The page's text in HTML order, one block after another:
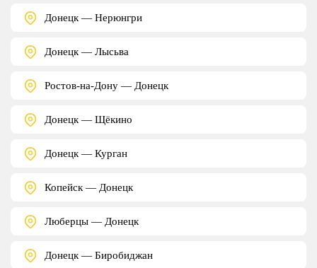
Донецк — Нерюнгри
Донецк — Лысьва
Ростов-на-Дону — Донецк
Донецк — Щёкино
Донецк — Курган
Копейск — Донецк
Люберцы — Донецк
Донецк — Биробиджан